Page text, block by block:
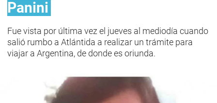
Panini
Fue vista por última vez el jueves al mediodía cuando
salió rumbo a Atlántida a realizar un trámite para
viajar a Argentina, de donde es oriunda.